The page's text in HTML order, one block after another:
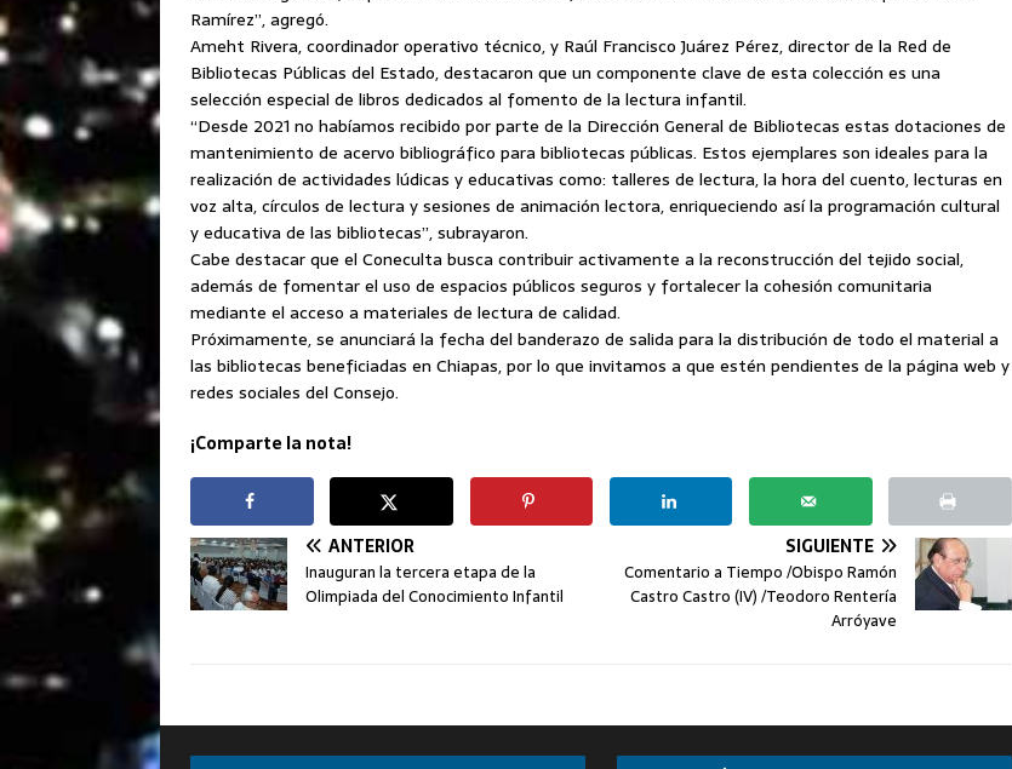
Ramírez”, agregó.
Ameht Rivera, coordinador operativo técnico, y Raúl Francisco Juárez Pérez, director de la Red de
Bibliotecas Públicas del Estado, destacaron que un componente clave de esta colección es una
selección especial de libros dedicados al fomento de la lectura infantil.
“Desde 2021 no habíamos recibido por parte de la Dirección General de Bibliotecas estas dotaciones de
mantenimiento de acervo bibliográfico para bibliotecas públicas. Estos ejemplares son ideales para la
realización de actividades lúdicas y educativas como: talleres de lectura, la hora del cuento, lecturas en
voz alta, círculos de lectura y sesiones de animación lectora, enriqueciendo así la programación cultural
y educativa de las bibliotecas”, subrayaron.
Cabe destacar que el Coneculta busca contribuir activamente a la reconstrucción del tejido social,
además de fomentar el uso de espacios públicos seguros y fortalecer la cohesión comunitaria
mediante el acceso a materiales de lectura de calidad.
Próximamente, se anunciará la fecha del banderazo de salida para la distribución de todo el material a
las bibliotecas beneficiadas en Chiapas, por lo que invitamos a que estén pendientes de la página web y
redes sociales del Consejo.
¡Comparte la nota!
ANTERIOR
Inauguran la tercera etapa de la
Olimpiada del Conocimiento Infantil
SIGUIENTE
Comentario a Tiempo /Obispo Ramón
Castro Castro (IV) /Teodoro Rentería
Arróyave